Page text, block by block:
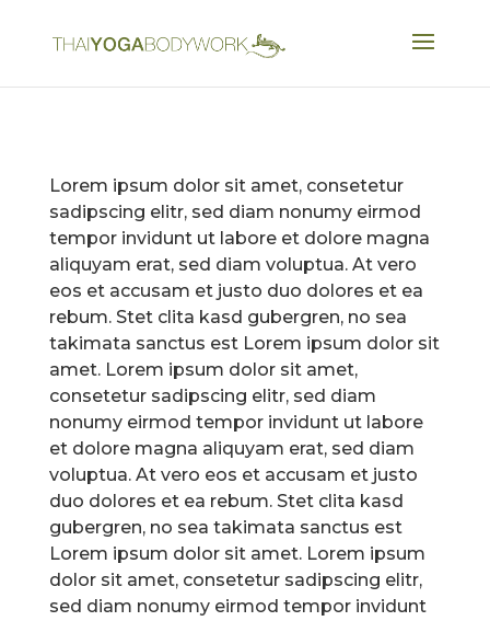
Lorem ipsum dolor sit amet, consetetur
sadipscing elitr, sed diam nonumy eirmod
tempor invidunt ut labore et dolore magna
aliquyam erat, sed diam voluptua. At vero
eos et accusam et justo duo dolores et ea
rebum. Stet clita kasd gubergren, no sea
takimata sanctus est Lorem ipsum dolor sit
amet. Lorem ipsum dolor sit amet,
consetetur sadipscing elitr, sed diam
nonumy eirmod tempor invidunt ut labore
et dolore magna aliquyam erat, sed diam
voluptua. At vero eos et accusam et justo
duo dolores et ea rebum. Stet clita kasd
gubergren, no sea takimata sanctus est
Lorem ipsum dolor sit amet. Lorem ipsum
dolor sit amet, consetetur sadipscing elitr,
sed diam nonumy eirmod tempor invidunt